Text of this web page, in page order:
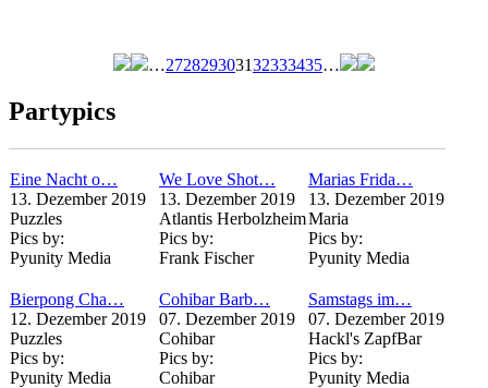
…272829303132333435…
Partypics
Eine Nacht o…
13. Dezember 2019
Puzzles
Pics by:
Pyunity Media
We Love Shot…
13. Dezember 2019
Atlantis Herbolzheim
Pics by:
Frank Fischer
Marias Frida…
13. Dezember 2019
Maria
Pics by:
Pyunity Media
Bierpong Cha…
12. Dezember 2019
Puzzles
Pics by:
Pyunity Media
Cohibar Barb…
07. Dezember 2019
Cohibar
Pics by:
Cohibar
Samstags im…
07. Dezember 2019
Hackl's ZapfBar
Pics by:
Pyunity Media